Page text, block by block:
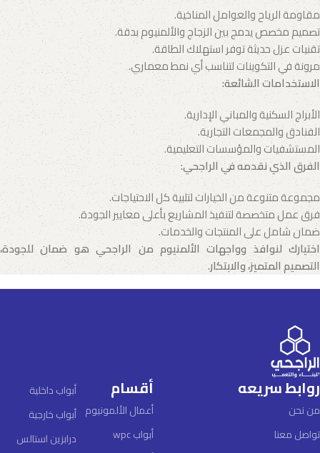
مقاومة الرياح والعوامل المناخية.
تصميم مخصص يدمج بين الزجاج والألمنيوم بدقة.
تقنيات عزل حديثة توفر استهلاك الطاقة.
مرونة في التكوينات لتناسب أي نمط معماري.
الاستخدامات الشائعة:
الأبراج السكنية والمباني الإدارية.
الفنادق والمجمعات التجارية.
المستشفيات والمؤسسات التعليمية.
الفرق الذي نقدمه في الراجحي:
مجموعة متنوعة من الخيارات لتلبية كل الاحتياجات.
فرق عمل متخصصة لتنفيذ المشاريع بأعلى معايير الجودة.
ضمان شامل على المنتجات والخدمات.
اختيارك لنوافذ وواجهات الألمنيوم من الراجحي هو ضمان للجودة،
التصميم المتميز، والابتكار.
روابط سريعه
من نحن
تواصل معنا
أقسام
أعمال الألمونيوم
أبواب wpc
أبواب داخلية
أبواب خارجية
درابزين استالس